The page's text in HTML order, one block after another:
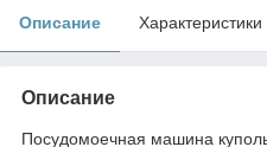
Описание Характеристики
Описание
Посудомоечная машина